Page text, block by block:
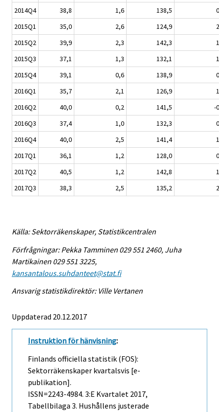
2014Q4
38,8 1,6 138,5
2015Q1
35,0 2,6 124,9
2015Q2
39,9 2,3 142,3
2015Q3
37,1 1,3 132,1
2015Q4
39,1 0,6 138,9
2016Q1
35,7 2,1 126,9
2016Q2
40,0 0,2 141,5
-
2016Q3
37,4 1,0 132,3
2016Q4
40,0 2,5 141,4
2017Q1
36,1 1,2 128,0
2017Q2
40,5 1,2 142,8
2017Q3
38,3 2,5 135,2
Källa: Sektorräkenskaper, Statistikcentralen
Förfrågningar: Pekka Tamminen 029 551 2460, Juha
Martikainen 029 551 3225,
kansantalous.suhdanteet@stat.fi
Ansvarig statistikdirektör: Ville Vertanen
Uppdaterad 20.12.2017
Instruktion för hänvisning:
Finlands officiella statistik (FOS):
Sektorräkenskaper kvartalsvis [e-
publikation].
ISSN=2243-4984. 3:e Kvartalet 2017,
Tabellbilaga 3. Hushållens justerade